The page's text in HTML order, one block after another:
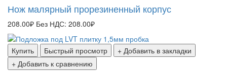
Нож малярный прорезиненный корпус
208.00₽ Без НДС: 208.00₽
Купить Быстрый просмотр
+ Добавить в закладки
+ Добавить к сравнению